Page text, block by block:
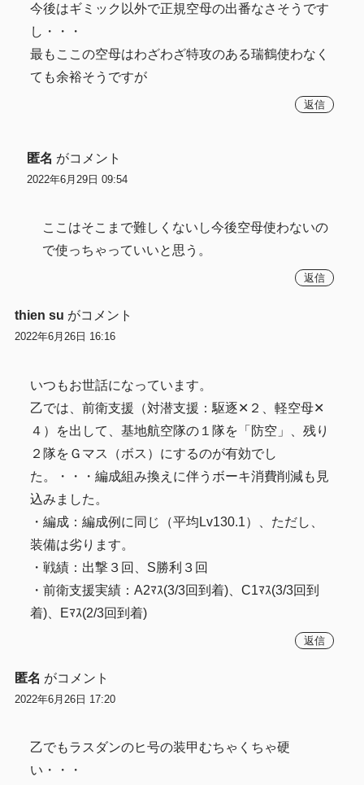
今後はギミック以外で正規空母の出番なさそうです
し・・・
最もここの空母はわざわざ特攻のある瑞鶴使わなく
ても余裕そうですが
返信
匿名 がコメント
2022年6月29日 09:54
ここはそこまで難しくないし今後空母使わないの
で使っちゃっていいと思う。
返信
thien su がコメント
2022年6月26日 16:16
いつもお世話になっています。
乙では、前衛支援（対潜支援：駆逐✕２、軽空母✕
４）を出して、基地航空隊の１隊を「防空」、残り
２隊をＧマス（ボス）にするのが有効でし
た。・・・編成組み換えに伴うボーキ消費削減も見
込みました。
・編成：編成例に同じ（平均Lv130.1）、ただし、
装備は劣ります。
・戦績：出撃３回、S勝利３回
・前衛支援実績：A2ﾏｽ(3/3回到着)、C1ﾏｽ(3/3回到
着)、Eﾏｽ(2/3回到着)
返信
匿名 がコメント
2022年6月26日 17:20
乙でもラスダンのヒ号の装甲むちゃくちゃ硬
い・・・